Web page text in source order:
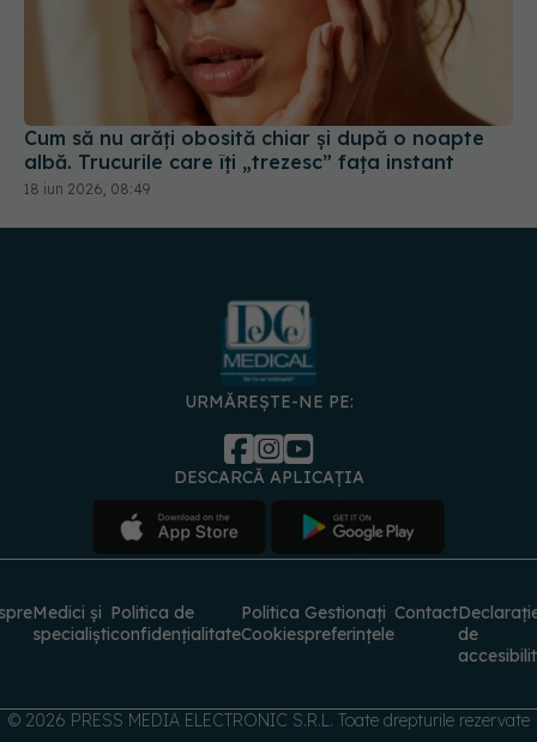
Cum să nu arăți obosită chiar și după o noapte
albă. Trucurile care îți „trezesc” fața instant
18 iun 2026, 08:49
URMĂREȘTE-NE PE:
DESCARCĂ APLICAȚIA
Medici și
specialiști
Politica de
confidențialitate
Politica
Cookies
Gestionați
preferințele
Contact
de
© 2026 PRESS MEDIA ELECTRONIC S.R.L. Toate drepturile rezervate